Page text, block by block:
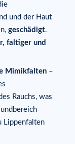
und der Haut
geschädigt.
faltiger und
Mimikfalten –
Rauchs, was
Lippenfalten